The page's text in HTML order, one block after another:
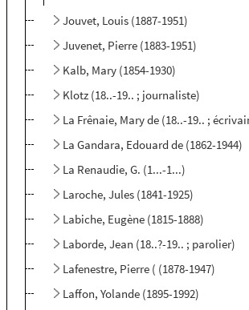
Jouvet, Louis (1887-1951)
Juvenet, Pierre (1883-1951)
Kalb, Mary (1854-1930)
Klotz (18..-19.. ; journaliste)
La Frênaie, Mary de (18..-19.. ;
La Gandara, Edouard de (1862-1944)
La Renaudie, G. (1...-1...)
Laroche, Jules (1841-1925)
Labiche, Eugène (1815-1888)
Laborde, Jean (18..?-19.. ; parolier)
Lafenestre, Pierre ( (1878-1947)
Laffon, Yolande (1895-1992)